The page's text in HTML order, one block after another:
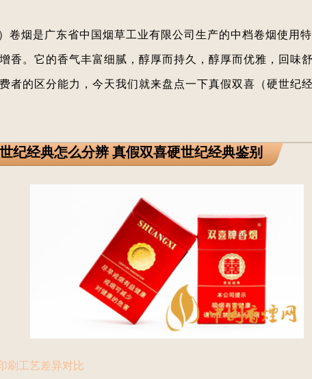
卷烟是广东省中国烟草工业有限公司生产的中档卷烟使用
香。它的香气丰富细腻，醇厚而持久，醇厚而优雅，回味
者的区分能力，今天我们就来盘点一下真假双喜（硬世纪
纪经典怎么分辨 真假双喜硬世纪经典鉴别
刷工艺差异对比